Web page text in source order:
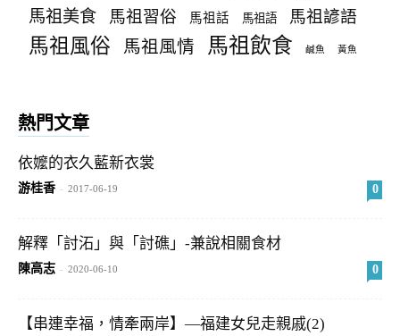
馬祖美食 馬祖習俗 馬祖話 馬祖語 馬祖諺語
馬祖風俗 馬祖風情 馬祖飲食 鹹魚 黃魚
熱門文章
依嬤的衣久藍新衣裳
游桂香 - 2017-06-19 0
解釋「討沰」與「討礁」-兼說相關食材
陳高志 - 2020-06-10 0
【串連幸福，情牽兩岸】—福建女兒走親戚(2)